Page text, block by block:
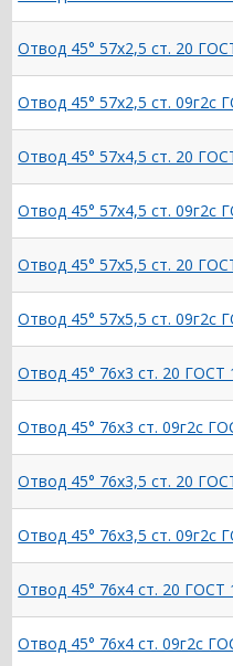
Отвод 45° 57х2,5 ст. 20
Отвод 45° 57х2,5 ст. 09г2с
Отвод 45° 57х4,5 ст. 20
Отвод 45° 57х4,5 ст. 09г2с
Отвод 45° 57х5,5 ст. 20
Отвод 45° 57х5,5 ст. 09г2с
Отвод 45° 76х3 ст. 20 ГОСТ
Отвод 45° 76х3 ст. 09г2с
Отвод 45° 76х3,5 ст. 20
Отвод 45° 76х3,5 ст. 09г2с
Отвод 45° 76х4 ст. 20 ГОСТ
Отвод 45° 76х4 ст. 09г2с